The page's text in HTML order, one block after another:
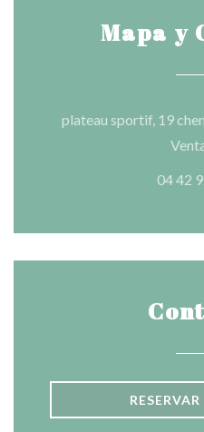
Mapa y
plateau sportif, 19
04 42